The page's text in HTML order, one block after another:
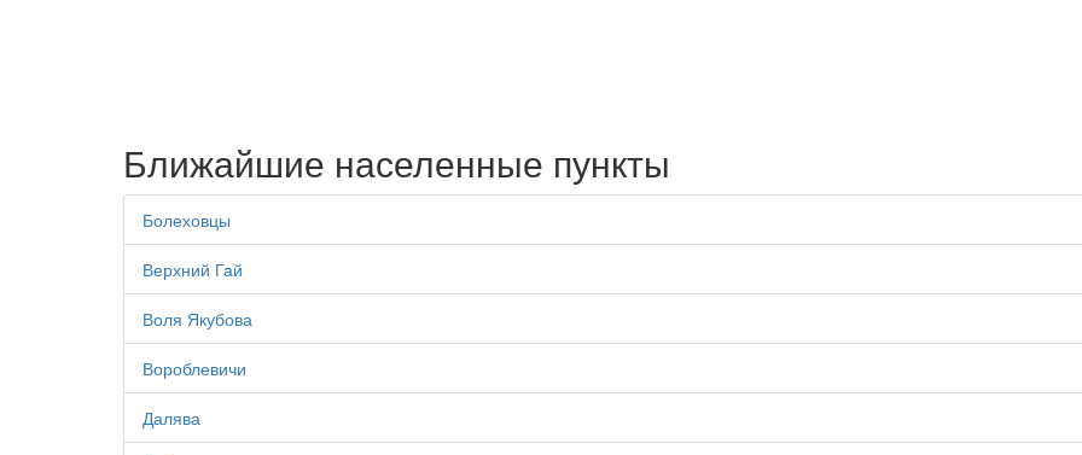
Ближайшие населенные пункты
Болеховцы
Верхний Гай
Воля Якубова
Вороблевичи
Далява